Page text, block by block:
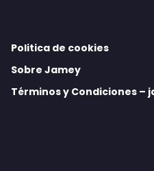
Politica de cookies
Sobre Jamey
Términos y Condiciones –